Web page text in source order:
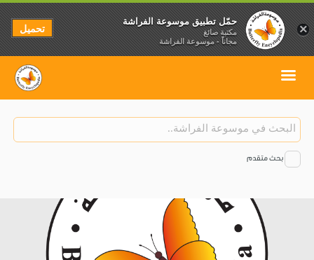
بحث متقدم
×
حمّل تطبيق موسوعة الفراشة
مكتبة صائغ
مجاناً - موسوعة الفراشة
تحميل